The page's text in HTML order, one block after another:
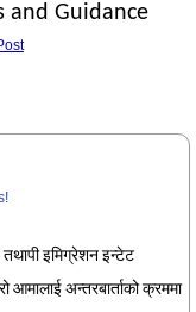
and Guidance
इमिग्रेशन इन्टेट
आमालाई अन्तरबार्ताको क्रममा